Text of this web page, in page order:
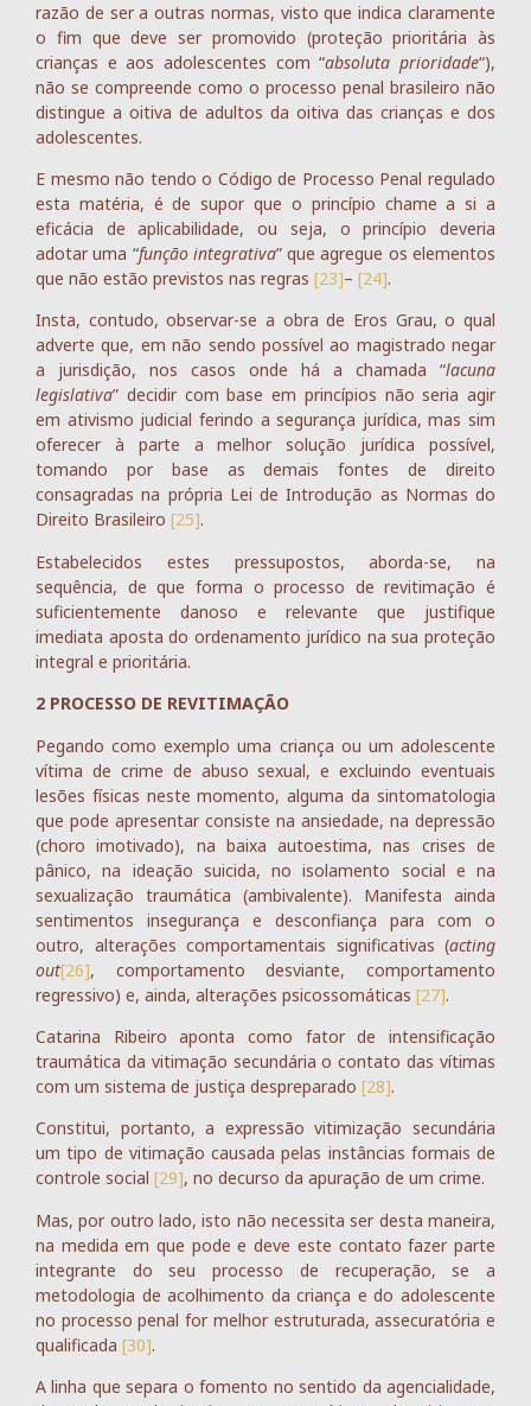
razão de ser a outras normas, visto que indica claramente
o fim que deve ser promovido (proteção prioritária às
crianças e aos adolescentes com “absoluta prioridade“),
não se compreende como o processo penal brasileiro não
distingue a oitiva de adultos da oitiva das crianças e dos
adolescentes.
E mesmo não tendo o Código de Processo Penal regulado
esta matéria, é de supor que o princípio chame a si a
eficácia de aplicabilidade, ou seja, o princípio deveria
adotar uma “função integrativa” que agregue os elementos
que não estão previstos nas regras [23]– [24].
Insta, contudo, observar-se a obra de Eros Grau, o qual
adverte que, em não sendo possível ao magistrado negar
a jurisdição, nos casos onde há a chamada “lacuna
legislativa” decidir com base em princípios não seria agir
em ativismo judicial ferindo a segurança jurídica, mas sim
oferecer à parte a melhor solução jurídica possível,
tomando por base as demais fontes de direito
consagradas na própria Lei de Introdução as Normas do
Direito Brasileiro [25].
Estabelecidos estes pressupostos, aborda-se, na
sequência, de que forma o processo de revitimação é
suficientemente danoso e relevante que justifique
imediata aposta do ordenamento jurídico na sua proteção
integral e prioritária.
2 PROCESSO DE REVITIMAÇÃO
Pegando como exemplo uma criança ou um adolescente
vítima de crime de abuso sexual, e excluindo eventuais
lesões físicas neste momento, alguma da sintomatologia
que pode apresentar consiste na ansiedade, na depressão
(choro imotivado), na baixa autoestima, nas crises de
pânico, na ideação suicida, no isolamento social e na
sexualização traumática (ambivalente). Manifesta ainda
sentimentos insegurança e desconfiança para com o
outro, alterações comportamentais significativas (acting
out[26], comportamento desviante, comportamento
regressivo) e, ainda, alterações psicossomáticas [27].
Catarina Ribeiro aponta como fator de intensificação
traumática da vitimação secundária o contato das vítimas
com um sistema de justiça despreparado [28].
Constitui, portanto, a expressão vitimização secundária
um tipo de vitimação causada pelas instâncias formais de
controle social [29], no decurso da apuração de um crime.
Mas, por outro lado, isto não necessita ser desta maneira,
na medida em que pode e deve este contato fazer parte
integrante do seu processo de recuperação, se a
metodologia de acolhimento da criança e do adolescente
no processo penal for melhor estruturada, assecuratória e
qualificada [30].
A linha que separa o fomento no sentido da agencialidade,